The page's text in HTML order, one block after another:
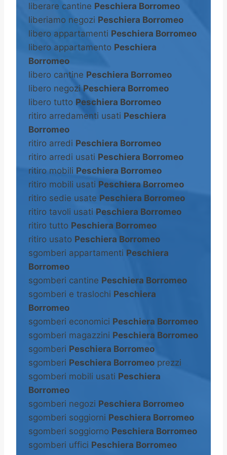
liberare cantine Peschiera Borromeo
liberiamo negozi Peschiera Borromeo
libero appartamenti Peschiera Borromeo
libero appartamento Peschiera
Borromeo
libero cantine Peschiera Borromeo
libero negozi Peschiera Borromeo
libero tutto Peschiera Borromeo
ritiro arredamenti usati Peschiera
Borromeo
ritiro arredi Peschiera Borromeo
ritiro arredi usati Peschiera Borromeo
ritiro mobili Peschiera Borromeo
ritiro mobili usati Peschiera Borromeo
ritiro sedie usate Peschiera Borromeo
ritiro tavoli usati Peschiera Borromeo
ritiro tutto Peschiera Borromeo
ritiro usato Peschiera Borromeo
sgomberi appartamenti Peschiera
Borromeo
sgomberi cantine Peschiera Borromeo
sgomberi e traslochi Peschiera
Borromeo
sgomberi economici Peschiera Borromeo
sgomberi magazzini Peschiera Borromeo
sgomberi Peschiera Borromeo
sgomberi Peschiera Borromeo prezzi
sgomberi mobili usati Peschiera
Borromeo
sgomberi negozi Peschiera Borromeo
sgomberi soggiorni Peschiera Borromeo
sgomberi soggiorno Peschiera Borromeo
sgomberi uffici Peschiera Borromeo